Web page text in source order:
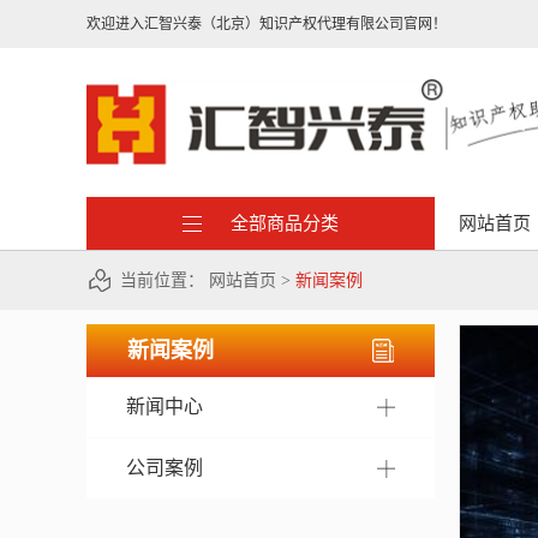
欢迎进入汇智兴泰（北京）知识产权代理有限公司官网！
全部商品分类 网站首页
当前位置： 网站首页 > 新闻案例
新闻案例
新闻中心
公司案例